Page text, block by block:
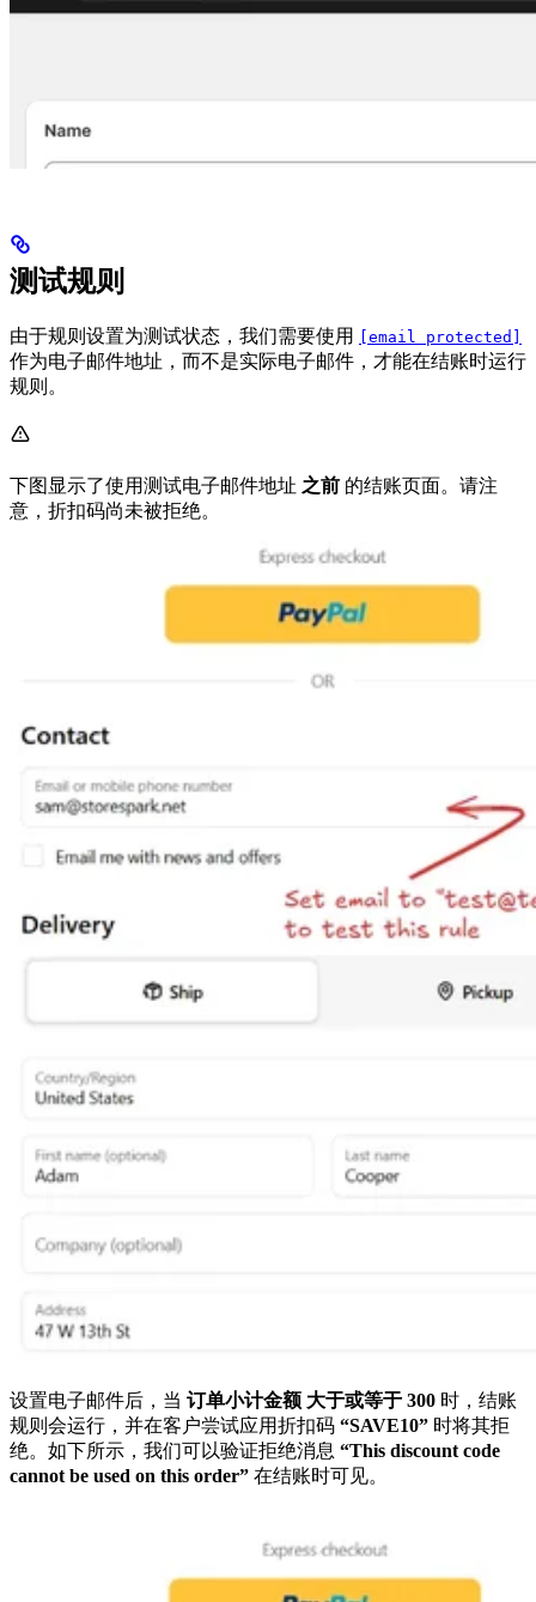
测试规则
由于规则设置为测试状态，我们需要使用 [email protected]
作为电子邮件地址，而不是实际电子邮件，才能在结账时运行
规则。
下图显示了使用测试电子邮件地址 之前 的结账页面。请注
意，折扣码尚未被拒绝。
设置电子邮件后，当 订单小计金额 大于或等于 300 时，结账
规则会运行，并在客户尝试应用折扣码 “SAVE10” 时将其拒
绝。如下所示，我们可以验证拒绝消息 “This discount code
cannot be used on this order” 在结账时可见。